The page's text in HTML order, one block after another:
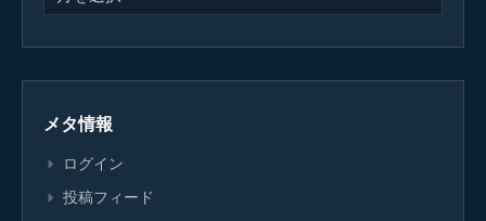
メタ情報
ログイン
投稿フィード